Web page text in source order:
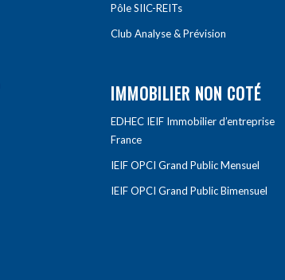
Pôle SIIC-REITs
Club Analyse & Prévision
IMMOBILIER NON COTÉ
EDHEC IEIF Immobilier d’entreprise
France
IEIF OPCI Grand Public Mensuel
IEIF OPCI Grand Public Bimensuel